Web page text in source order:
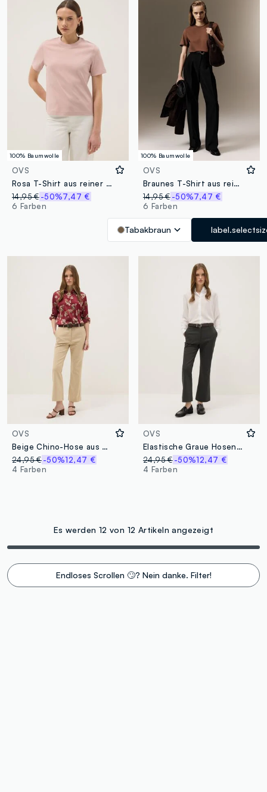
100% Baumwolle
OVS
Rosa T-Shirt aus reiner Baumwolle mit lockerem Schnitt
14,95 €-50%7,47 €
6 Farben
100% Baumwolle
OVS
Braunes T-Shirt aus reiner Baumwolle im Relaxed Fit
14,95 € -50%7,47 €
6 Farben
Tabakbraun
OVS
Beige Chino-Hose aus Baumwollmischung im regular fit
24,95 €-50%12,47 €
4 Farben
OVS
Elastische Graue Hosen Regular Fit
24,95 € -50%12,47 €
4 Farben
Es werden 12 von 12 Artikeln angezeigt
Endloses Scrollen 🙄? Nein danke. Filter!